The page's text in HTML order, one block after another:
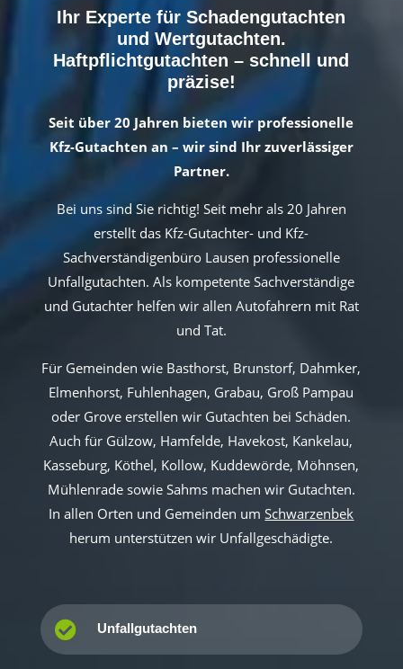
Ihr Experte für Schadengutachten
und Wertgutachten.
Haftpflichtgutachten – schnell und
präzise!
Seit über 20 Jahren bieten wir professionelle
Kfz-Gutachten an – wir sind Ihr zuverlässiger
Partner.
Bei uns sind Sie richtig! Seit mehr als 20 Jahren
erstellt das Kfz-Gutachter- und Kfz-
Sachverständigenbüro Lausen professionelle
Unfallgutachten. Als kompetente Sachverständige
und Gutachter helfen wir allen Autofahrern mit Rat
und Tat.
Für Gemeinden wie Basthorst, Brunstorf, Dahmker,
Elmenhorst, Fuhlenhagen, Grabau, Groß Pampau
oder Grove erstellen wir Gutachten bei Schäden.
Auch für Gülzow, Hamfelde, Havekost, Kankelau,
Kasseburg, Köthel, Kollow, Kuddewörde, Möhnsen,
Mühlenrade sowie Sahms machen wir Gutachten.
In allen Orten und Gemeinden umSchwarzenbek
herum unterstützen wir Unfallgeschädigte.
 Unfallgutachten